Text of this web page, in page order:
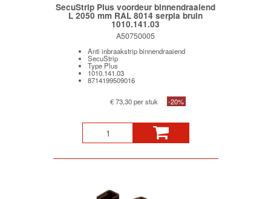
SecuStrip Plus voordeur binnendraaiend
L 2050 mm RAL 8014 serpia bruin
1010.141.03
A50750005
Anti inbraakstrip binnendraaiend
SecuStrip
Type Plus
1010.141.03
8714199509016
€ 73,30 per stuk -20%